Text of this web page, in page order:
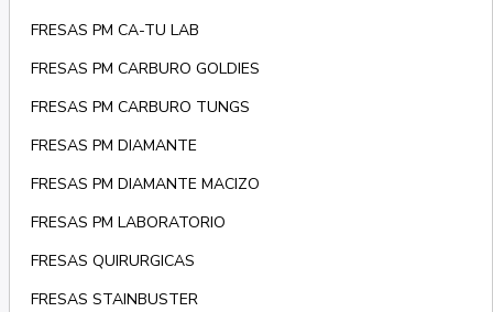
FRESAS PM CA-TU LAB
FRESAS PM CARBURO GOLDIES
FRESAS PM CARBURO TUNGS
FRESAS PM DIAMANTE
FRESAS PM DIAMANTE MACIZO
FRESAS PM LABORATORIO
FRESAS QUIRURGICAS
FRESAS STAINBUSTER